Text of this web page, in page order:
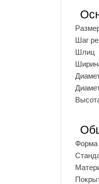
Шаг
Шлиц
Форма